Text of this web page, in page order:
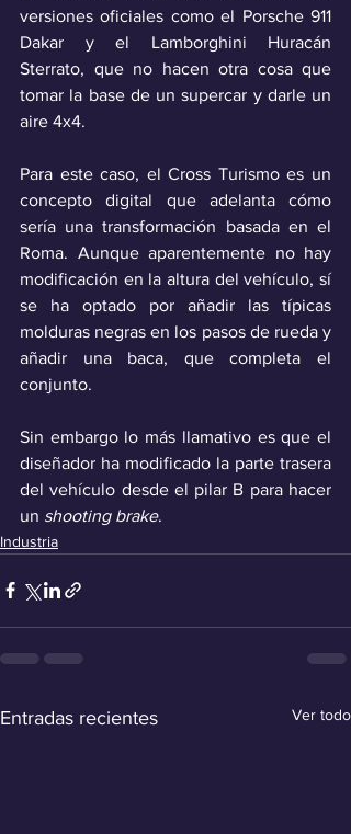
versiones oficiales como el Porsche 911
Dakar y el Lamborghini Huracán
Sterrato, que no hacen otra cosa que
tomar la base de un supercar y darle un
aire 4x4.
Para este caso, el Cross Turismo es un
concepto digital que adelanta cómo
sería una transformación basada en el
Roma. Aunque aparentemente no hay
modificación en la altura del vehículo, sí
se ha optado por añadir las típicas
molduras negras en los pasos de rueda y
añadir una baca, que completa el
conjunto.
Sin embargo lo más llamativo es que el
diseñador ha modificado la parte trasera
del vehículo desde el pilar B para hacer
un shooting brake.
Industria
Entradas recientes Ver todo